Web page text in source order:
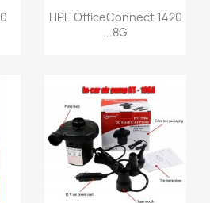
HPE OfficeConnect 1420
8G...